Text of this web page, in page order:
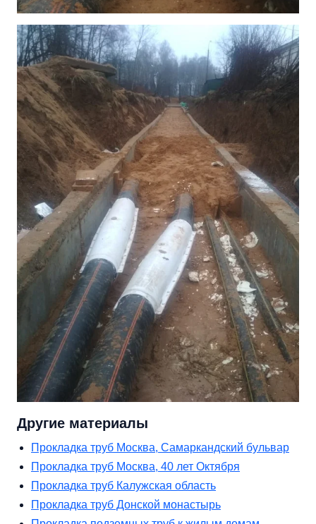
Другие материалы
Прокладка труб Москва, Самаркандский бульвар
Прокладка труб Москва, 40 лет Октября
Прокладка труб Калужская область
Прокладка труб Донской монастырь